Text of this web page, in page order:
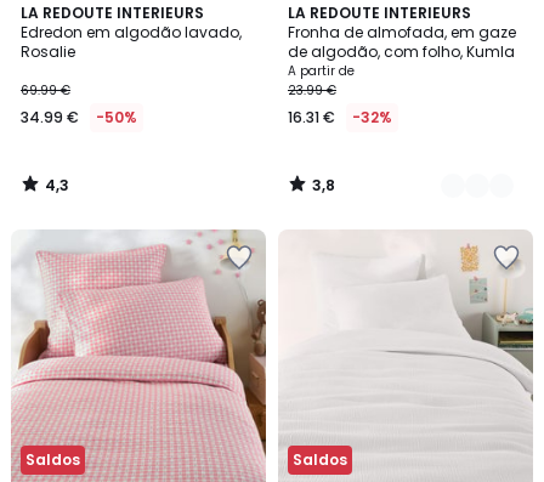
LA REDOUTE INTERIEURS
Edredon em algodão lavado,
Rosalie
69.99 €
34.99 € -50%
4,3
/ 5
4,3
/
LA REDOUTE INTERIEURS
Fronha de almofada, em gaze
de algodão, com folho, Kumla
A partir de
23.99 €
16.31 € -32%
3,8
/ 5
14
Cores
3,8
/
Saldos Saldos